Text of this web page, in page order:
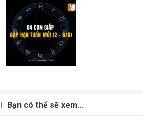
Bạn có thể sẽ xem...